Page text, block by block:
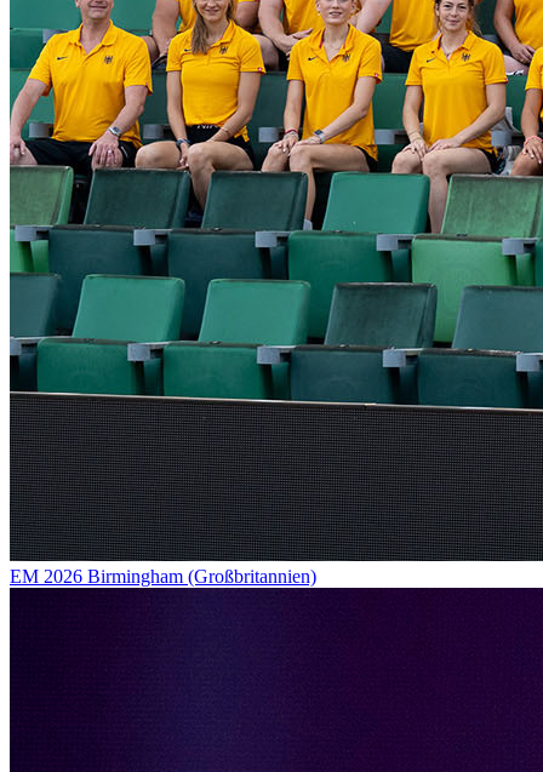
EM 2026 Birmingham (Großbritannien)